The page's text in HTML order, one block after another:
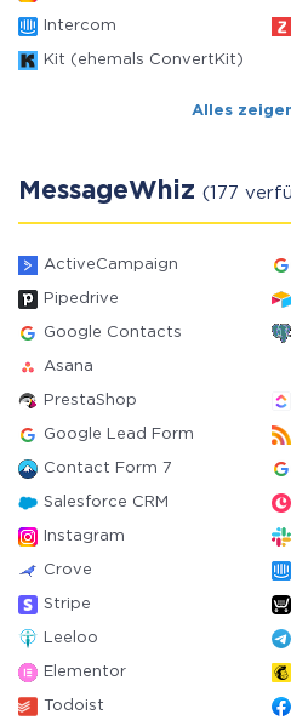
Intercom
Kit (ehemals ConvertKit)
Alles
MessageWhiz (177
ActiveCampaign
Pipedrive
Google Contacts
Asana
PrestaShop
Google Lead Form
Contact Form 7
Salesforce CRM
Instagram
Crove
Stripe
Leeloo
Elementor
Todoist